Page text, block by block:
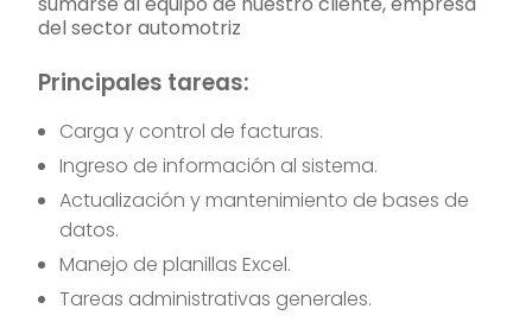
del sector automotriz
Principales tareas:
Carga y control de facturas.
Ingreso de información al sistema.
Actualización y mantenimiento de bases de
datos.
Manejo de planillas Excel.
Tareas administrativas generales.